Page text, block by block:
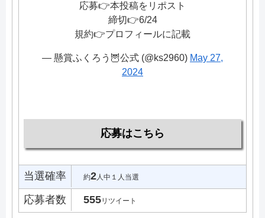
応募👉本投稿をリポスト
締切👉6/24
規約👉プロフィールに記載
— 懸賞ふくろう🦉公式 (@ks2960) May 27,
2024
応募はこちら
当選確率 約2人中１人当選
応募者数 555リツイート